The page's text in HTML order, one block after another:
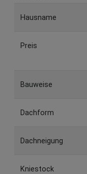
Hausname
Preis
Bauweise
Dachform
Dachneigung
Kniestock